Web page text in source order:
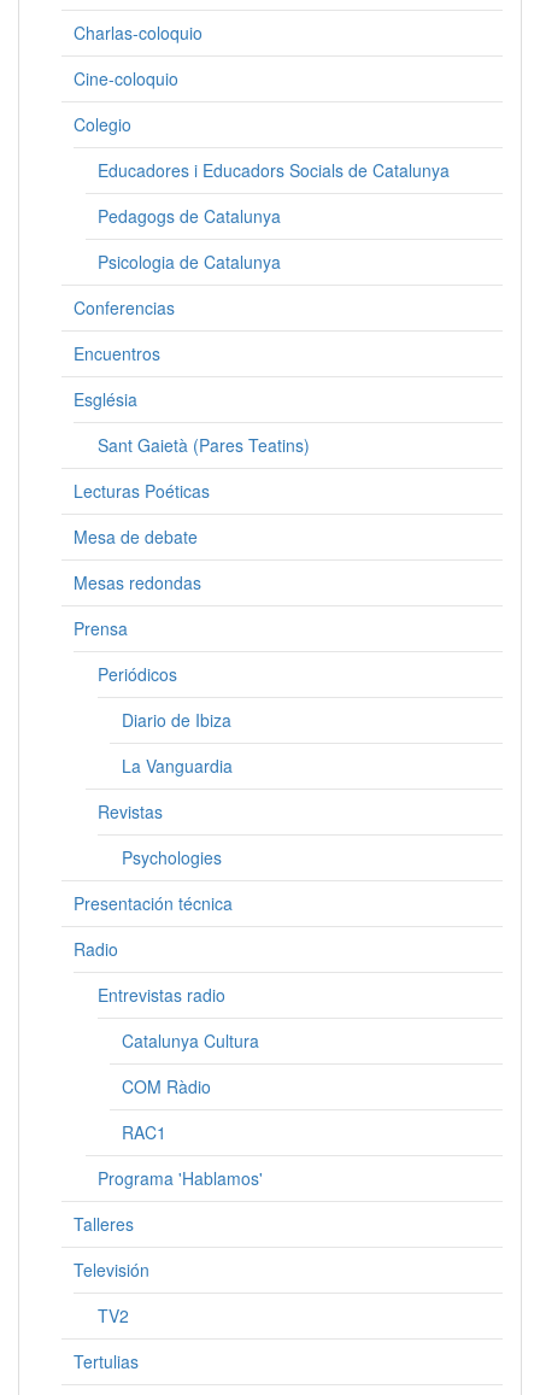
Charlas-coloquio
Cine-coloquio
Colegio
Educadores i Educadors Socials de Catalunya
Pedagogs de Catalunya
Psicologia de Catalunya
Conferencias
Encuentros
Església
Sant Gaietà (Pares Teatins)
Lecturas Poéticas
Mesa de debate
Mesas redondas
Prensa
Periódicos
Diario de Ibiza
La Vanguardia
Revistas
Psychologies
Presentación técnica
Radio
Entrevistas radio
Catalunya Cultura
COM Ràdio
RAC1
Programa 'Hablamos'
Talleres
Televisión
TV2
Tertulias